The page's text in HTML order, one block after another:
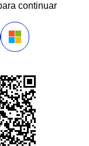
continuar